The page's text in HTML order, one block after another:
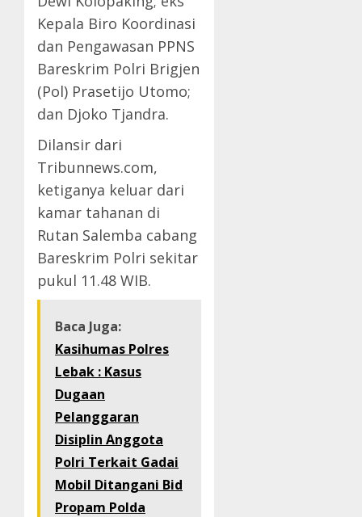
Kepala Biro Koordinasi
dan Pengawasan PPNS
Bareskrim Polri Brigjen
(Pol) Prasetijo Utomo;
dan Djoko Tjandra.
Dilansir dari
Tribunnews.com,
ketiganya keluar dari
kamar tahanan di
Rutan Salemba cabang
Bareskrim Polri sekitar
pukul 11.48 WIB.
Baca Juga:
Kasihumas Polres
Lebak : Kasus
Dugaan
Pelanggaran
Disiplin Anggota
Polri Terkait Gadai
Mobil Ditangani Bid
Propam Polda